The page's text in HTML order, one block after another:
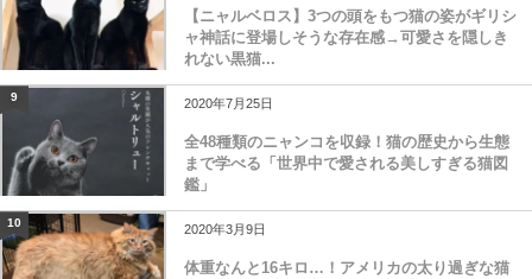
【ニャルベロス】3つの頭をもつ猫の姿がギリシ
ャ神話に登場しそうな存在感→可愛さを隠しき
れない黒猫...
9 2020年7月25日
全48種類のニャンコを収録！猫の歴史から生態
まで学べる「世界中で愛される美しすぎる猫図
鑑」
10 2020年3月9日
体重なんと16キロ…！アメリカの太り過ぎな猫